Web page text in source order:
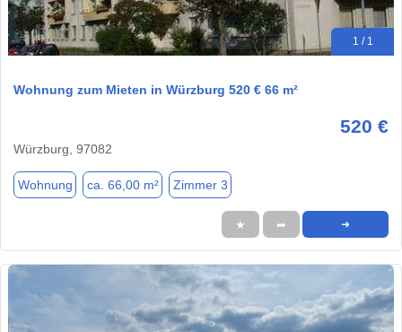
1 / 1
Wohnung zum Mieten in Würzburg 520 € 66 m²
520 €
Würzburg, 97082
Wohnung ca. 66,00 m² Zimmer 3
★ ➦ ➜